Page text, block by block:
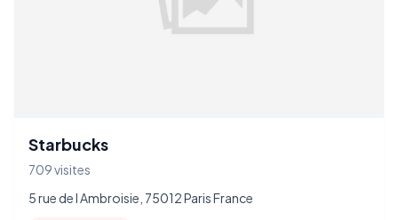
Starbucks
709 visites
5 rue de l Ambroisie, 75012 Paris France